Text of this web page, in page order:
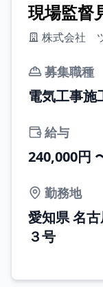
現場監
株式会社
募集職種
電気工事施
給与
240,000円
勤務地
愛知県 名
３号